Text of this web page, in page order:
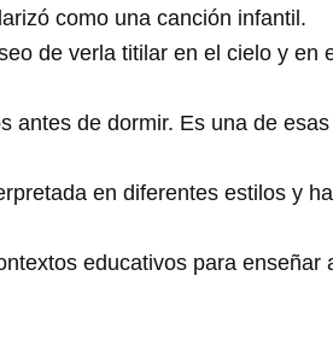
como una canción infantil.
de verla titilar en el cielo y en
antes de dormir. Es una de
en diferentes estilos y
educativos para enseñar